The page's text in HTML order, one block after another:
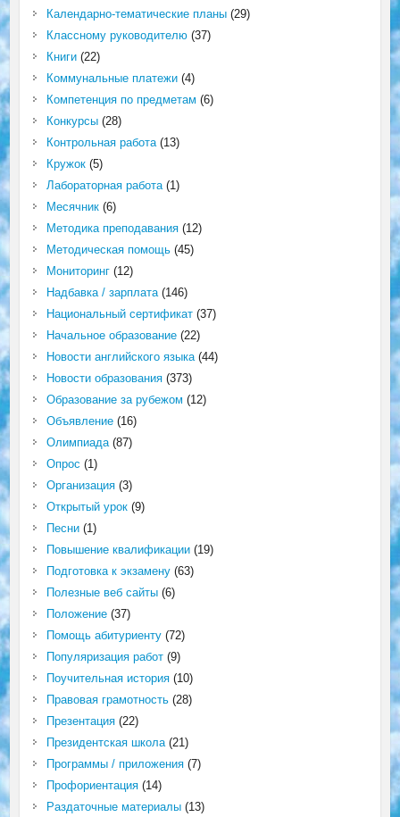
Календарно-тематические планы(29)
Классному руководителю(37)
Книги(22)
Коммунальные платежи(4)
Компетенция по предметам (6)
Конкурсы(28)
Контрольная работа(13)
Кружок(5)
Лабораторная работа(1)
Месячник(6)
Методика преподавания(12)
Методическая помощь(45)
Мониторинг(12)
Надбавка / зарплата(146)
Национальный сертификат(37)
Начальное образование(22)
Новости английского языка(44)
Новости образования(373)
Образование за рубежом (12)
Объявление(16)
Олимпиада(87)
Опрос (1)
Организация(3)
Открытый урок(9)
Песни(1)
Повышение квалификации(19)
Подготовка к экзамену(63)
Полезные веб сайты(6)
Положение(37)
Помощь абитуриенту(72)
Популяризация работ(9)
Поучительная история(10)
Правовая грамотность(28)
Презентация(22)
Президентская школа(21)
Программы / приложения(7)
Профориентация(14)
Раздаточные материалы(13)